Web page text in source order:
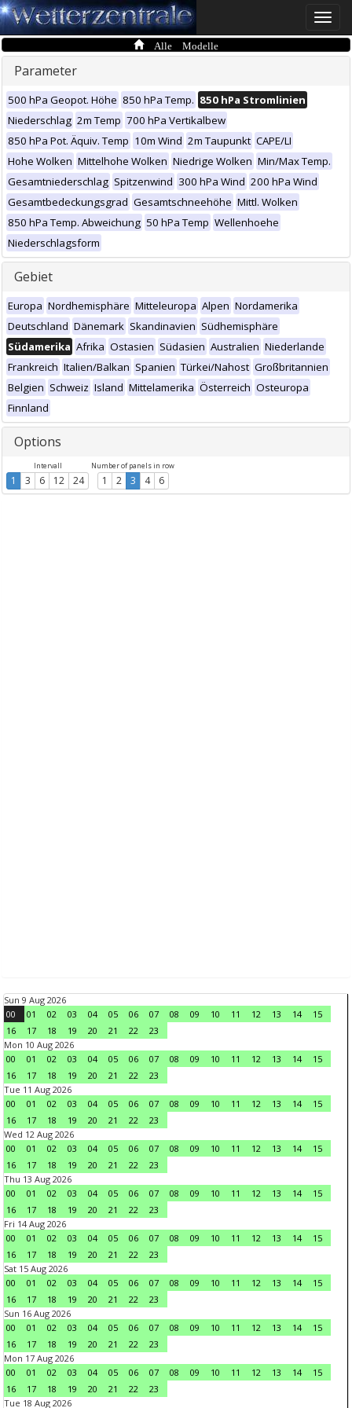
Toggle
Alle Modelle
Parameter
500 hPa Geopot. Höhe 850 hPa Temp. 850 hPa Stromlinien
Niederschlag 2m Temp 700 hPa Vertikalbew
850 hPa Pot. Äquiv. Temp 10m Wind 2m Taupunkt CAPE/LI
Hohe Wolken Mittelhohe Wolken Niedrige Wolken Min/Max Temp.
Gesamtniederschlag Spitzenwind 300 hPa Wind 200 hPa Wind
Gesamtbedeckungsgrad Gesamtschneehöhe Mittl. Wolken
850 hPa Temp. Abweichung 50 hPa Temp Wellenhoehe
Niederschlagsform
Gebiet
Europa Nordhemisphäre Mitteleuropa Alpen Nordamerika
Deutschland Dänemark Skandinavien Südhemisphäre
Südamerika Afrika Ostasien Südasien Australien Niederlande
Frankreich Italien/Balkan Spanien Türkei/Nahost Großbritannien
Belgien Schweiz Island Mittelamerika Österreich Osteuropa
Finnland
Options
Intervall
1 3 6 12 24
Number of panels in row
1 2 3 4 6
Sun 9 Aug 2026
00
01 02 03 04 05 06 07 08 09 10 11 12 13 14
15
16
17 18 19 20 21 22
23
Mon 10 Aug 2026
00
01 02 03 04 05 06 07 08 09 10 11 12 13 14
15
16
17 18 19 20 21 22
23
Tue 11 Aug 2026
00
01 02 03 04 05 06 07 08 09 10 11 12 13 14
15
16
17 18 19 20 21 22
23
Wed 12 Aug 2026
00
01 02 03 04 05 06 07 08 09 10 11 12 13 14
15
16
17 18 19 20 21 22
23
Thu 13 Aug 2026
00
01 02 03 04 05 06 07 08 09 10 11 12 13 14
15
16
17 18 19 20 21 22
23
Fri 14 Aug 2026
00
01 02 03 04 05 06 07 08 09 10 11 12 13 14
15
16
17 18 19 20 21 22
23
Sat 15 Aug 2026
00
01 02 03 04 05 06 07 08 09 10 11 12 13 14
15
16
17 18 19 20 21 22
23
Sun 16 Aug 2026
00
01 02 03 04 05 06 07 08 09 10 11 12 13 14
15
16
17 18 19 20 21 22
23
Mon 17 Aug 2026
00
01 02 03 04 05 06 07 08 09 10 11 12 13 14
15
16
17 18 19 20 21 22
23
Tue 18 Aug 2026